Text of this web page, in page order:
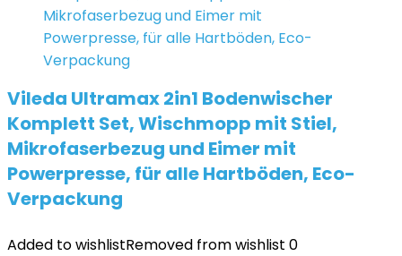
Vileda Ultramax 2in1 Bodenwischer
Komplett Set, Wischmopp mit Stiel,
Mikrofaserbezug und Eimer mit
Powerpresse, für alle Hartböden, Eco-
Verpackung
Added to wishlistRemoved from wishlist 0